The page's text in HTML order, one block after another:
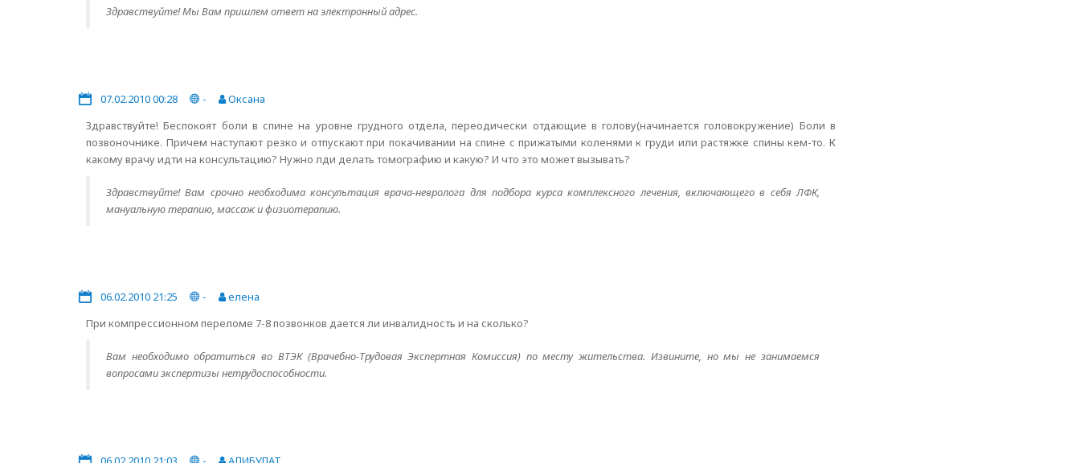
Здравствуйте! Мы Вам пришлем ответ на электронный адрес.
07.02.2010 00:28 -
Оксана
Здравствуйте! Беспокоят боли в спине на уровне грудного отдела, переодически отдающие в голову(начинается головокружение) Боли в
позвоночнике. Причем наступают резко и отпускают при покачивании на спине с прижатыми коленями к груди или растяжке спины кем-то. К
какому врачу идти на консультацию? Нужно лди делать томографию и какую? И что это может вызывать?
Здравствуйте! Вам срочно необходима консультация врача-невролога для подбора курса комплексного лечения, включающего в себя ЛФК,
мануальную терапию, массаж и физиотерапию.
06.02.2010 21:25 -
елена
При компрессионном переломе 7-8 позвонков дается ли инвалидность и на сколько?
Вам необходимо обратиться во ВТЭК (Врачебно-Трудовая Экспертная Комиссия) по месту жительства. Извините, но мы не занимаемся
вопросами экспертизы нетрудоспособности.